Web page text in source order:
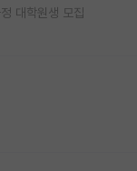
대학원생 모집